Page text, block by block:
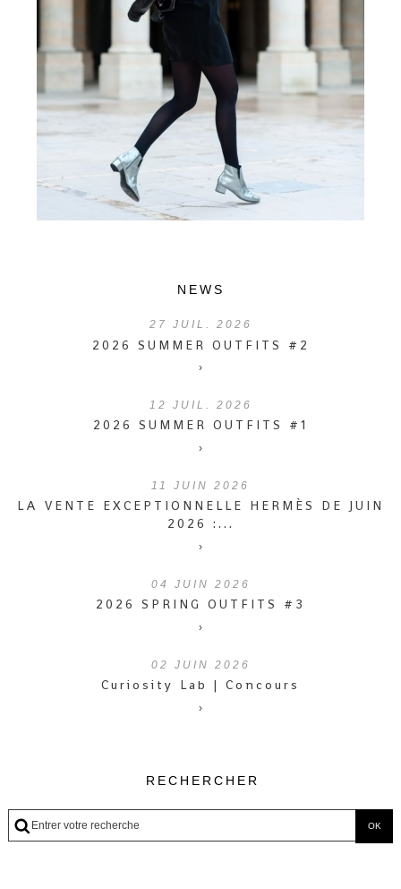
NEWS
27 JUIL. 2026
2026 SUMMER OUTFITS #2
›
12 JUIL. 2026
2026 SUMMER OUTFITS #1
›
11 JUIN 2026
LA VENTE EXCEPTIONNELLE HERMÈS DE JUIN
2026 :...
›
04 JUIN 2026
2026 SPRING OUTFITS #3
›
02 JUIN 2026
Curiosity Lab | Concours
›
RECHERCHER